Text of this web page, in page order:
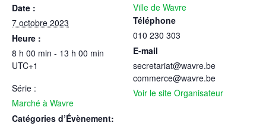
Date :
7 octobre 2023
Heure :
8 h 00 min - 13 h 00 min
UTC+1
Série :
Marché à Wavre
Catégories d’Évènement:
Ville de Wavre
Téléphone
010 230 303
E-mail
secretariat@wavre.be
commerce@wavre.be
Voir le site Organisateur